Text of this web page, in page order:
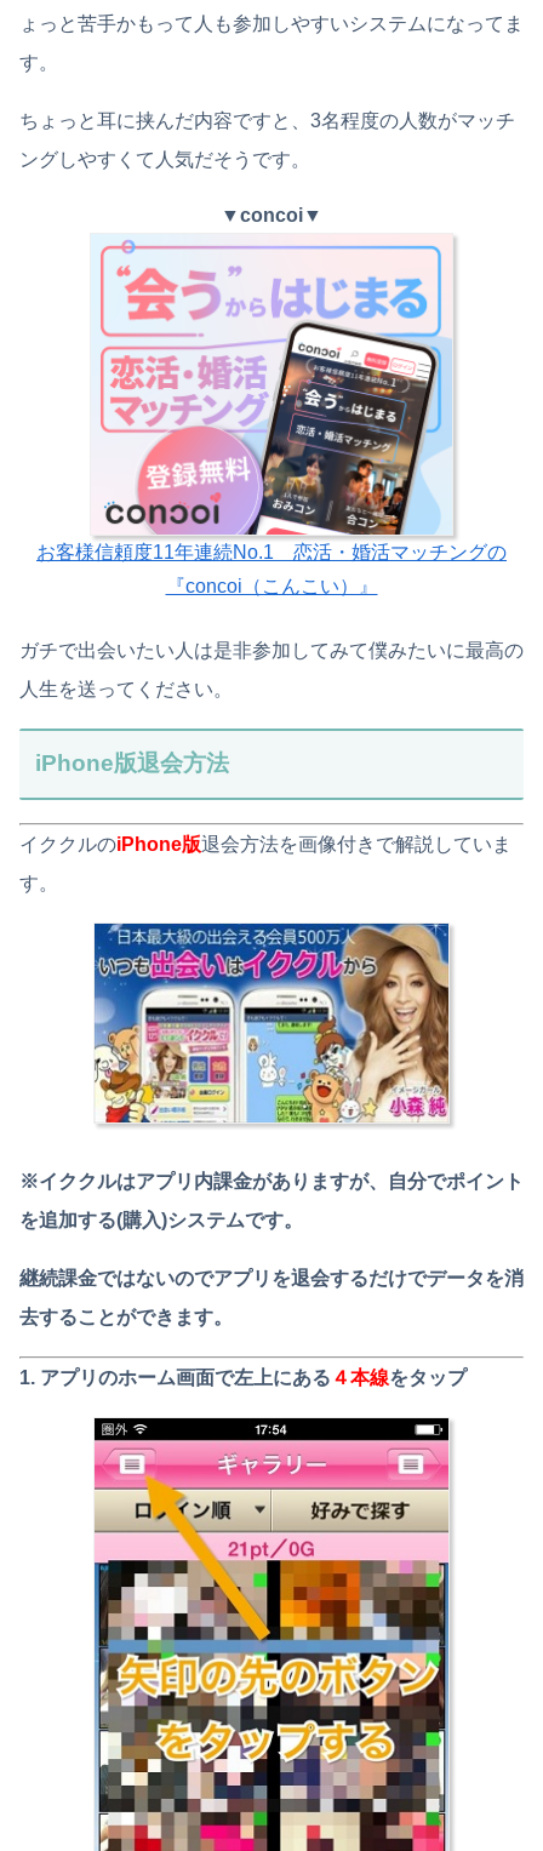
ょっと苦手かもって人も参加しやすいシステムになってま
す。
ちょっと耳に挟んだ内容ですと、3名程度の人数がマッチ
ングしやすくて人気だそうです。
▼concoi▼
お客様信頼度11年連続No.1 恋活・婚活マッチングの
『concoi（こんこい）』
ガチで出会いたい人は是非参加してみて僕みたいに最高の
人生を送ってください。
iPhone版退会方法
イククルのiPhone版退会方法を画像付きで解説していま
す。
※イククルはアプリ内課金がありますが、自分でポイント
を追加する(購入)システムです。
継続課金ではないのでアプリを退会するだけでデータを消
去することができます。
1. アプリのホーム画面で左上にある ４本線をタップ